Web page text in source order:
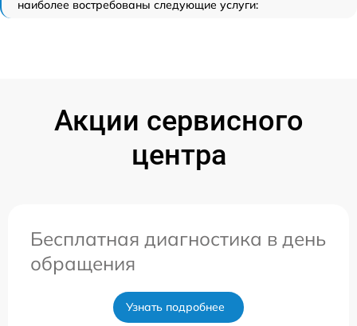
наиболее востребованы следующие услуги:
Акции сервисного
центра
Бесплатная диагностика в день
обращения
Узнать подробнее